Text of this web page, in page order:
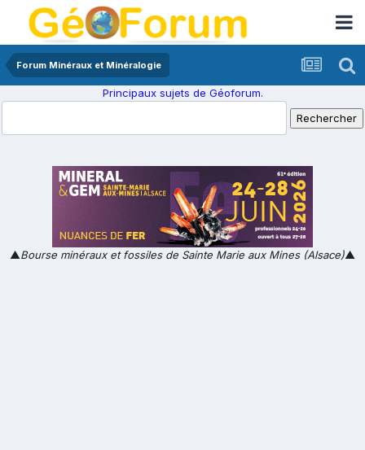
Forum Minéraux et Minéralogie
Principaux sujets de Géoforum.
▲Bourse minéraux et fossiles de Sainte Marie aux Mines (Alsace)▲